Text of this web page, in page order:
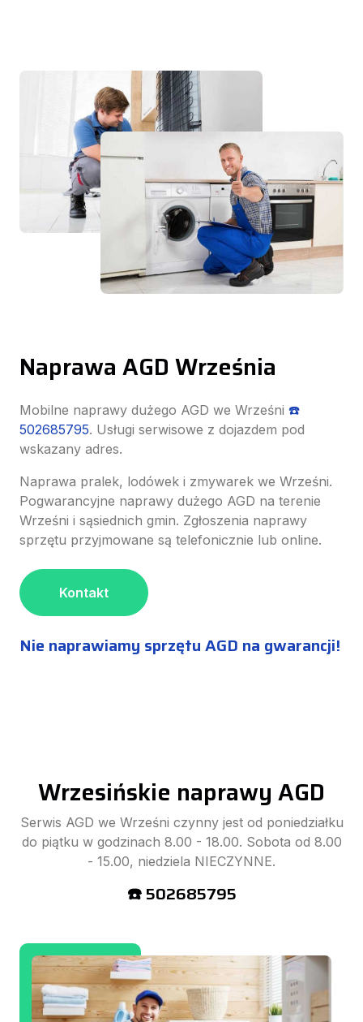
Naprawa AGD Września
Mobilne naprawy dużego AGD we Wrześni ☎️
502685795. Usługi serwisowe z dojazdem pod
wskazany adres.
Naprawa pralek, lodówek i zmywarek we Wrześni.
Pogwarancyjne naprawy dużego AGD na terenie
Wrześni i sąsiednich gmin. Zgłoszenia naprawy
sprzętu przyjmowane są telefonicznie lub online.
Kontakt
Nie naprawiamy sprzętu AGD na gwarancji!
Wrzesińskie naprawy AGD
Serwis AGD we Wrześni czynny jest od poniedziałku
do piątku w godzinach 8.00 - 18.00. Sobota od 8.00
- 15.00, niedziela NIECZYNNE.
☎️ 502685795